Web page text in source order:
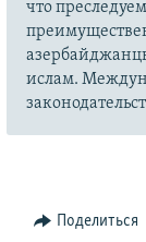
что
ислам.
Поделиться